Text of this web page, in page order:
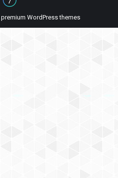
premium WordPress themes